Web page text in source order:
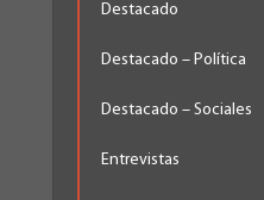
Destacado
Destacado – Política
Destacado – Sociales
Entrevistas